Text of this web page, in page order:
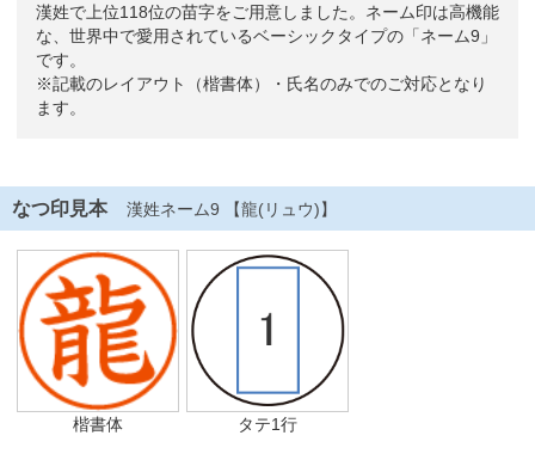
漢姓で上位118位の苗字をご用意しました。ネーム印は高機能
な、世界中で愛用されているベーシックタイプの「ネーム9」
です。
※記載のレイアウト（楷書体）・氏名のみでのご対応となり
ます。
なつ印見本 漢姓ネーム9 【龍(リュウ)】
楷書体 タテ1行